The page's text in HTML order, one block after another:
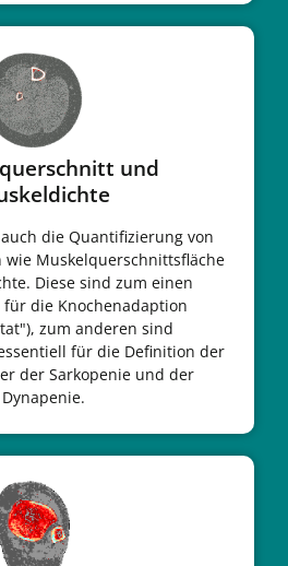
und
die Quantifizierung von
wie Muskelquerschnittsfläche
Diese sind zum einen
die Knochenadaption
zum anderen sind
für die Definition der
der Sarkopenie und der
Dynapenie.